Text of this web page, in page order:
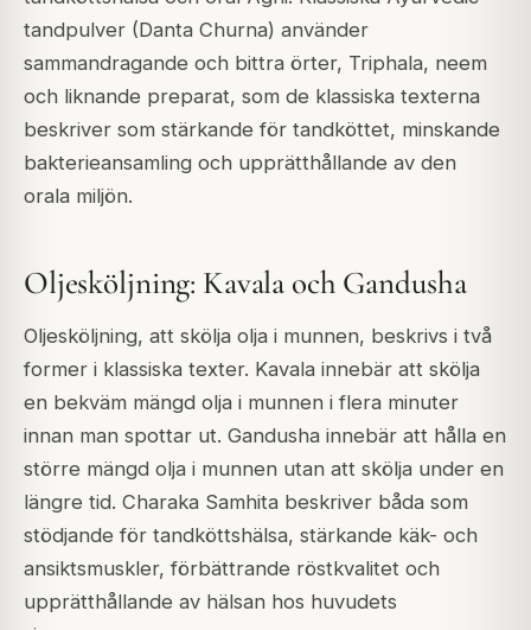
tandpulver (Danta Churna) använder
sammandragande och bittra örter, Triphala, neem
och liknande preparat, som de klassiska texterna
beskriver som stärkande för tandköttet, minskande
bakterieansamling och upprätthållande av den
orala miljön.
Oljesköljning: Kavala och Gandusha
Oljesköljning, att skölja olja i munnen, beskrivs i två
former i klassiska texter. Kavala innebär att skölja
en bekväm mängd olja i munnen i flera minuter
innan man spottar ut. Gandusha innebär att hålla en
större mängd olja i munnen utan att skölja under en
längre tid. Charaka Samhita beskriver båda som
stödjande för tandköttshälsa, stärkande käk- och
ansiktsmuskler, förbättrande röstkvalitet och
upprätthållande av hälsan hos huvudets